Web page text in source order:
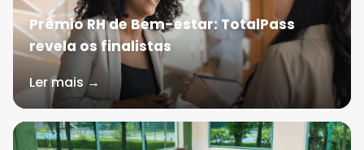
Prêmio RH de Bem-estar: TotalPass
revela os finalistas
Ler mais →